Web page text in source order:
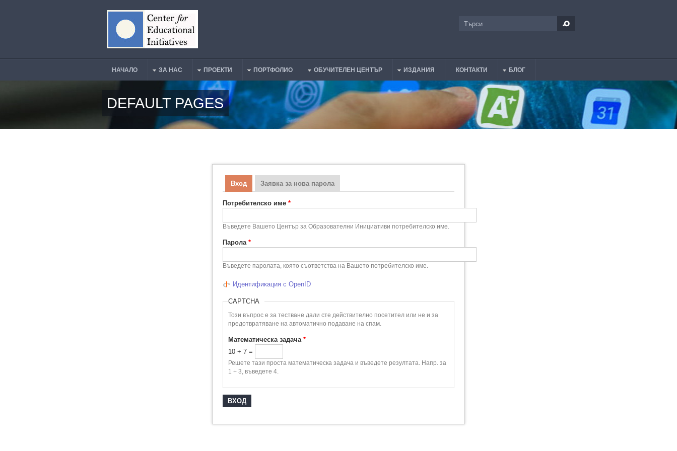
Търси
Main Menu
НАЧАЛО ЗА НАС ПРОЕКТИ ПОРТФОЛИО ОБУЧИТЕЛЕН ЦЕНТЪР ИЗДАНИЯ КОНТАКТИ БЛОГ
DEFAULT PAGES
Primary tabs
Вход (активен раздел)
Заявка за нова парола
Потребителско име *
Въведете Вашето Център за Образователни Инициативи потребителско име.
Парола *
Въведете паролата, която съответства на Вашето потребителско име.
Идентификация с OpenID
CAPTCHA
Този въпрос е за тестване дали сте действително посетител или не и за
предотвратяване на автоматично подаване на спам.
Математическа задача *
10 + 7 =
Решете тази проста математическа задача и въведете резултата. Напр. за
1 + 3, въведете 4.